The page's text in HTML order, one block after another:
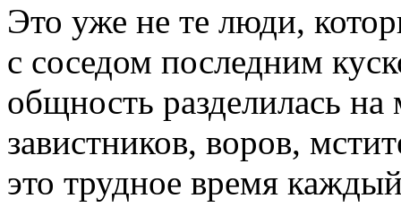
Это уже не те люди,
с соседом последним
общность разделилась
завистников, воров,
это трудное время